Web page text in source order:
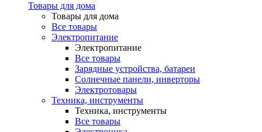
Товары для дома
Товары для дома
Все товары
Электропитание
Электропитание
Все товары
Зарядные устройства, батареи
Солнечные панели, инверторы
Электротовары
Техника, инструменты
Техника, инструменты
Все товары